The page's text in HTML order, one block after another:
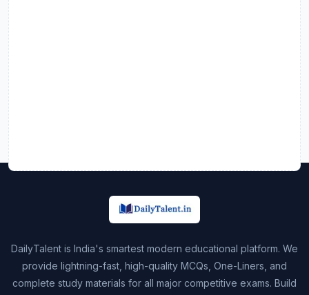
DailyTalent is India's smartest modern educational platform. We
provide lightning-fast, high-quality MCQs, One-Liners, and
complete study materials for all major competitive exams. Build